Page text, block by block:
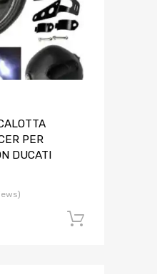
PER
DUCATI